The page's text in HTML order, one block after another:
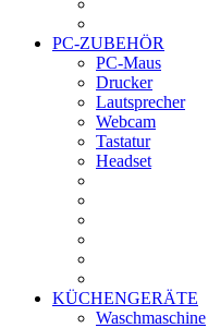
PC-ZUBEHÖR
PC-Maus
Drucker
Lautsprecher
Webcam
Tastatur
Headset
KÜCHENGERÄTE
Waschmaschine